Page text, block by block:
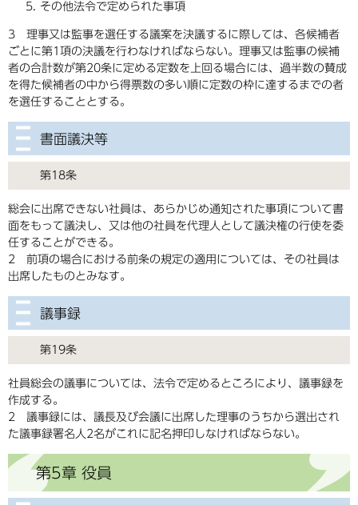
その他法令で定められた事項
3 理事又は監事を選任する議案を決議するに際しては、各候補者
ごとに第1項の決議を行わなければならない。理事又は監事の候補
者の合計数が第20条に定める定数を上回る場合には、過半数の賛成
を得た候補者の中から得票数の多い順に定数の枠に達するまでの者
を選任することとする。
書面議決等
第18条
総会に出席できない社員は、あらかじめ通知された事項について書
面をもって議決し、又は他の社員を代理人として議決権の行使を委
任することができる。
2 前項の場合における前条の規定の適用については、その社員は
出席したものとみなす。
議事録
第19条
社員総会の議事については、法令で定めるところにより、議事録を
作成する。
2 議事録には、議長及び会議に出席した理事のうちから選出され
た議事録署名人2名がこれに記名押印しなければならない。
第5章 役員